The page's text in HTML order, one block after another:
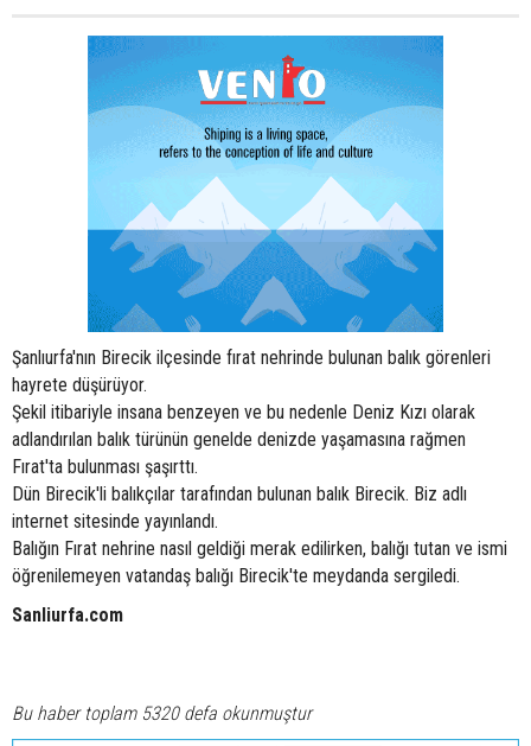
Şanlıurfa'nın Birecik ilçesinde fırat nehrinde bulunan balık görenleri
hayrete düşürüyor.
Şekil itibariyle insana benzeyen ve bu nedenle Deniz Kızı olarak
adlandırılan balık türünün genelde denizde yaşamasına rağmen
Fırat'ta bulunması şaşırttı.
Dün Birecik'li balıkçılar tarafından bulunan balık Birecik. Biz adlı
internet sitesinde yayınlandı.
Balığın Fırat nehrine nasıl geldiği merak edilirken, balığı tutan ve ismi
öğrenilemeyen vatandaş balığı Birecik'te meydanda sergiledi.
Sanliurfa.com
Bu haber toplam 5320 defa okunmuştur